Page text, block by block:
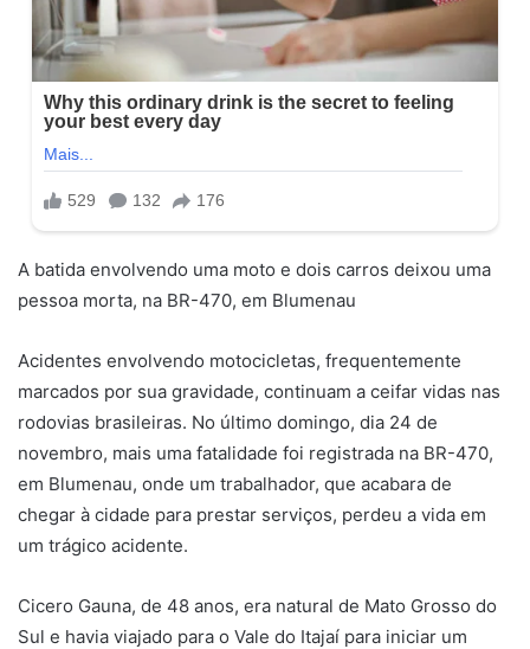
A batida envolvendo uma moto e dois carros deixou uma
pessoa morta, na BR-470, em Blumenau
Acidentes envolvendo motocicletas, frequentemente
marcados por sua gravidade, continuam a ceifar vidas nas
rodovias brasileiras. No último domingo, dia 24 de
novembro, mais uma fatalidade foi registrada na BR-470,
em Blumenau, onde um trabalhador, que acabara de
chegar à cidade para prestar serviços, perdeu a vida em
um trágico acidente.
Cicero Gauna, de 48 anos, era natural de Mato Grosso do
Sul e havia viajado para o Vale do Itajaí para iniciar um